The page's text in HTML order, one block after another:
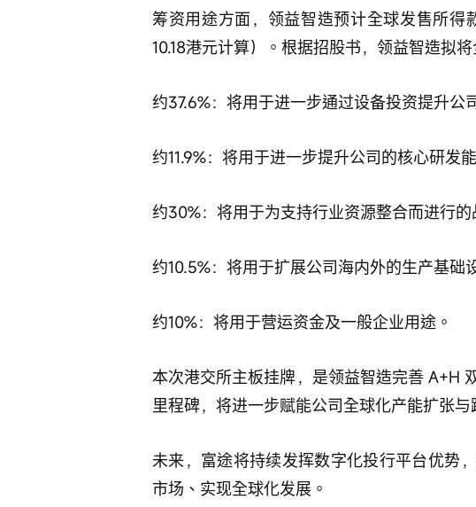
筹资用途方面，领益智造预计全球发售所得
10.18港元计算）。根据招股书，领益智造拟
约37.6%：将用于进一步通过设备投资提升公
约11.9%：将用于进一步提升公司的核心研发
约30%：将用于为支持行业资源整合而进行的
约10.5%：将用于扩展公司海内外的生产基础设
约10%：将用于营运资金及一般企业用途。
本次港交所主板挂牌，是领益智造完善 A+H
里程碑，将进一步赋能公司全球化产能扩张
未来，富途将持续发挥数字化投行平台优势
市场、实现全球化发展。